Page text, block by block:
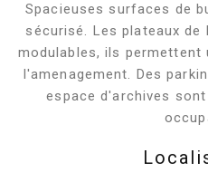
Spacieuses surfaces de
sécurisé. Les plateaux
modulables, ils permettent
l'amenagement. Des
espace d'archives